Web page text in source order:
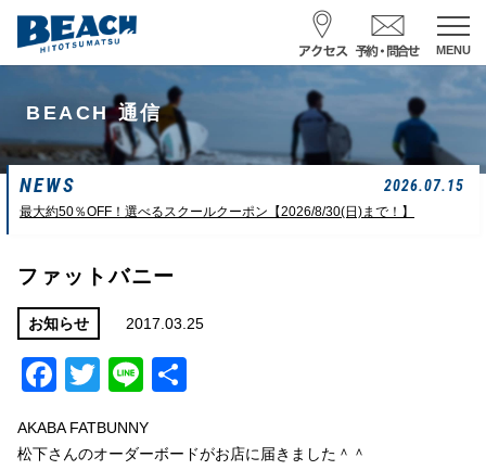
MENU
スクール予約・お問合せ
レンタル予約
サーフ ナミイーヨ
0475-32-7314
一松海岸 波情報
サイズ
カターアタマ
状態
ややハード
BEACH 通信
NEWS 2026.07.15
最大約50％OFF！選べるスクールクーポン【2026/8/30(日)まで！】
ファットバニー
お知らせ 2017.03.25
Facebook
Twitter
Line
AKABA FATBUNNY
松下さんのオーダーボードがお店に届きました＾＾